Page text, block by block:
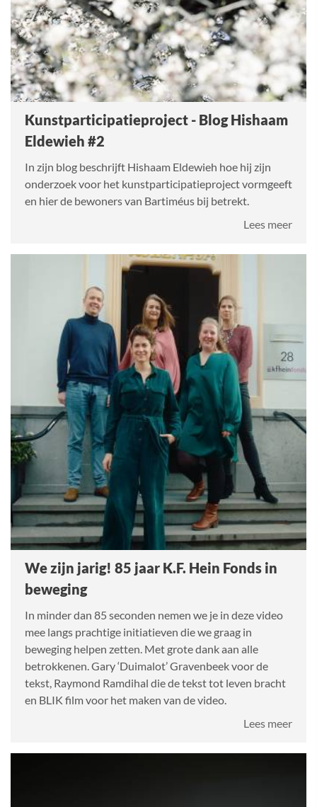
Kunstparticipatieproject - Blog Hishaam
Eldewieh #2
In zijn blog beschrijft Hishaam Eldewieh hoe hij zijn
onderzoek voor het kunstparticipatieproject vormgeeft
en hier de bewoners van Bartiméus bij betrekt.
Lees meerover
-
We zijn jarig! 85 jaar K.F. Hein Fonds in
beweging
In minder dan 85 seconden nemen we je in deze video
mee langs prachtige initiatieven die we graag in
beweging helpen zetten. Met grote dank aan alle
betrokkenen. Gary ‘Duimalot’ Gravenbeek voor de
tekst, Raymond Ramdihal die de tekst tot leven bracht
en BLIK film voor het maken van de video.
Lees meerover
zijn